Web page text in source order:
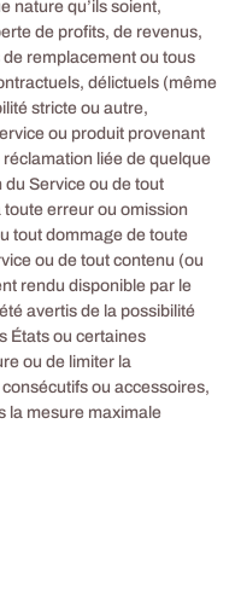
nature qu’ils soient,
de profits, de revenus,
remplacement ou tous
délictuels (même
stricte ou autre,
ou produit provenant
liée de quelque
Service ou de tout
toute erreur ou omission
tout dommage de toute
ou de tout contenu (ou
rendu disponible par le
avertis de la possibilité
États ou certaines
ou de limiter la
ou accessoires,
la mesure maximale